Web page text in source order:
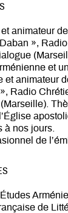
animateur
»,
et
animateur
Radio
à nos jours.
de
de